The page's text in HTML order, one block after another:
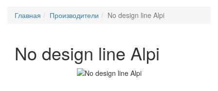
Главная Производители No design line Alpi
No design line Alpi